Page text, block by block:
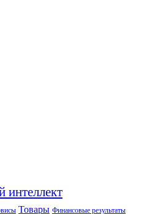
интеллект
Товары Финансовые результаты